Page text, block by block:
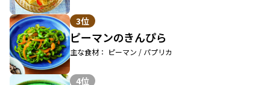
3位
ピーマンのきんぴら
主な食材： ピーマン / パプリカ
4位